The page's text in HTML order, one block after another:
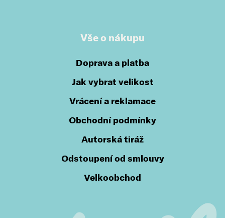
Vše o nákupu
Doprava a platba
Jak vybrat velikost
Vrácení a reklamace
Obchodní podmínky
Autorská tiráž
Odstoupení od smlouvy
Velkoobchod